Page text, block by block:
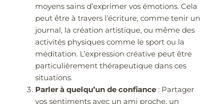
moyens sains d’exprimer vos émotions. Cela
peut être à travers l’écriture, comme tenir un
journal, la création artistique, ou même des
activités physiques comme le sport ou la
méditation. L’expression créative peut être
particulièrement thérapeutique dans ces
situations.
Parler à quelqu’un de confiance : Partager
vos sentiments avec un ami proche, un